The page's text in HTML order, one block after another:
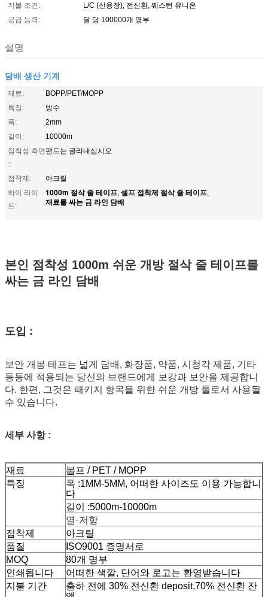
지불 조건:
L/C (신용장), 전신환, 웨스턴 유니온
공급 능력:
달 당 100000개 명부
설명
담배 생산 기계
재료:
BOPP/PET/MOPP
특징:
방수
폭:
2mm
길이:
10000m
점착성 측면
::
편드는 골라내십시오
접착제:
아크릴
하이 라이
트:
1000m 절삭 줄 테이프, 셀프 접착제 절삭 줄 테이프,
재료를 싸는 금 라인 담배
본인 점착성 1000m 쉬운 개방 절삭 줄 테이프를
싸는 금 라인 담배
도입 :
보안 개봉 테프는 넓게 담배, 화장품, 약품, 시청각 제품, 기타
등등에 적용되는 당신의 브랜드에게 보강과 보안을 제공합니
다. 한편, 그것은 패키지 항목을 위한 쉬운 개방 툴로서 사용될
수 있습니다.
세부 사항 :
재료
봅프 / PET / MOPP
특징
폭 :1MM-5MM, 어떠한 사이즈도 이용 가능합니
다
길이 :5000m-10000m
열-저항
접착제
아크릴
품질
ISO9001 증명서로
MOQ
80개 명부
인쇄됩니다
어떠한 색깔, 단어와 로고는 환영받습니다
지불 기간
출하 전에 30% 전신환 deposit,70% 전신환 잔